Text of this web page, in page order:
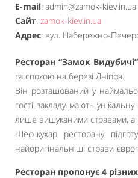
E-mail: admin@zamok-kiev.in.ua
Сайт: zamok-kiev.in.ua
Адрес: вул. Набережно-
Ресторан “Замок Видубичі”
та спокою на березі Дніпра.
Він розташований у
гості закладу мають
лише вишуканими стравами, а
Шеф-кухар ресторану
найоригінальніші страви
Ресторан пропонує 4